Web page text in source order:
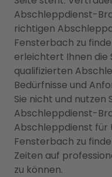
Abschleppdienst-
richtigen
Fensterbach zu
erleichtert Ihnen die
qualifizierten
Bedürfnisse und
Sie nicht und nutzen
Abschleppdienst-
Abschleppdienst für
Fensterbach zu
Zeiten auf
zu können.